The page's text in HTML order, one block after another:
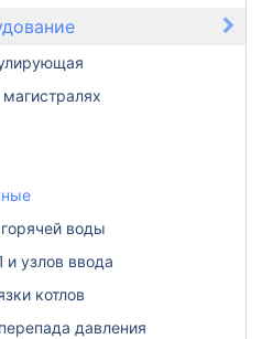
воды
узлов ввода
котлов
давления